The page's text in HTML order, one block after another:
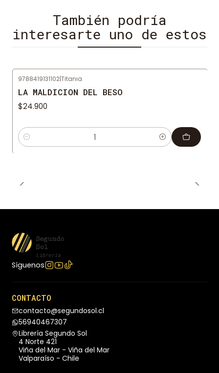
También podría
interesarte uno de estos
9788419131102|Titania
LA MALDICION DEL BESO
$24.900
Cantidad
Síguenos
CONTACTO
contacto@segundosol.cl
56940467307
Librería Segundo Sol
4 Norte 421
Viña del Mar - Viña del Mar
Valparaíso - Chile